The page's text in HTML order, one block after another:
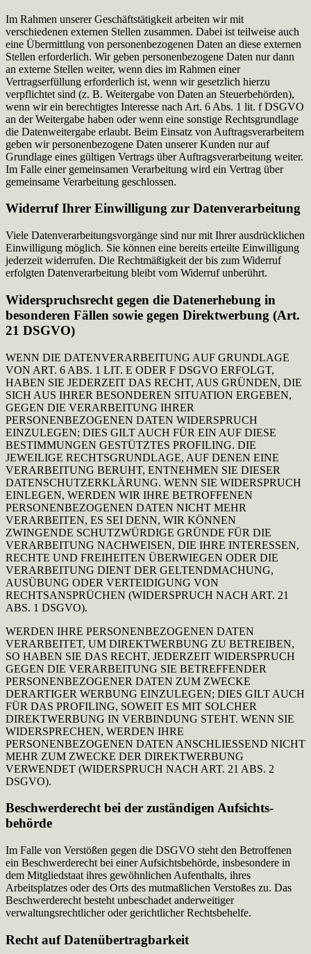
Im Rahmen unserer Geschäftstätigkeit arbeiten wir mit
verschiedenen externen Stellen zusammen. Dabei ist teilweise auch
eine Übermittlung von personenbezogenen Daten an diese externen
Stellen erforderlich. Wir geben personenbezogene Daten nur dann
an externe Stellen weiter, wenn dies im Rahmen einer
Vertragserfüllung erforderlich ist, wenn wir gesetzlich hierzu
verpflichtet sind (z. B. Weitergabe von Daten an Steuerbehörden),
wenn wir ein berechtigtes Interesse nach Art. 6 Abs. 1 lit. f DSGVO
an der Weitergabe haben oder wenn eine sonstige Rechtsgrundlage
die Datenweitergabe erlaubt. Beim Einsatz von Auftragsverarbeitern
geben wir personenbezogene Daten unserer Kunden nur auf
Grundlage eines gültigen Vertrags über Auftragsverarbeitung weiter.
Im Falle einer gemeinsamen Verarbeitung wird ein Vertrag über
gemeinsame Verarbeitung geschlossen.
Widerruf Ihrer Einwilligung zur Datenverarbeitung
Viele Datenverarbeitungsvorgänge sind nur mit Ihrer ausdrücklichen
Einwilligung möglich. Sie können eine bereits erteilte Einwilligung
jederzeit widerrufen. Die Rechtmäßigkeit der bis zum Widerruf
erfolgten Datenverarbeitung bleibt vom Widerruf unberührt.
Widerspruchsrecht gegen die Datenerhebung in
besonderen Fällen sowie gegen Direktwerbung (Art.
21 DSGVO)
WENN DIE DATENVERARBEITUNG AUF GRUNDLAGE
VON ART. 6 ABS. 1 LIT. E ODER F DSGVO ERFOLGT,
HABEN SIE JEDERZEIT DAS RECHT, AUS GRÜNDEN, DIE
SICH AUS IHRER BESONDEREN SITUATION ERGEBEN,
GEGEN DIE VERARBEITUNG IHRER
PERSONENBEZOGENEN DATEN WIDERSPRUCH
EINZULEGEN; DIES GILT AUCH FÜR EIN AUF DIESE
BESTIMMUNGEN GESTÜTZTES PROFILING. DIE
JEWEILIGE RECHTSGRUNDLAGE, AUF DENEN EINE
VERARBEITUNG BERUHT, ENTNEHMEN SIE DIESER
DATENSCHUTZERKLÄRUNG. WENN SIE WIDERSPRUCH
EINLEGEN, WERDEN WIR IHRE BETROFFENEN
PERSONENBEZOGENEN DATEN NICHT MEHR
VERARBEITEN, ES SEI DENN, WIR KÖNNEN
ZWINGENDE SCHUTZWÜRDIGE GRÜNDE FÜR DIE
VERARBEITUNG NACHWEISEN, DIE IHRE INTERESSEN,
RECHTE UND FREIHEITEN ÜBERWIEGEN ODER DIE
VERARBEITUNG DIENT DER GELTENDMACHUNG,
AUSÜBUNG ODER VERTEIDIGUNG VON
RECHTSANSPRÜCHEN (WIDERSPRUCH NACH ART. 21
ABS. 1 DSGVO).
WERDEN IHRE PERSONENBEZOGENEN DATEN
VERARBEITET, UM DIREKTWERBUNG ZU BETREIBEN,
SO HABEN SIE DAS RECHT, JEDERZEIT WIDERSPRUCH
GEGEN DIE VERARBEITUNG SIE BETREFFENDER
PERSONENBEZOGENER DATEN ZUM ZWECKE
DERARTIGER WERBUNG EINZULEGEN; DIES GILT AUCH
FÜR DAS PROFILING, SOWEIT ES MIT SOLCHER
DIREKTWERBUNG IN VERBINDUNG STEHT. WENN SIE
WIDERSPRECHEN, WERDEN IHRE
PERSONENBEZOGENEN DATEN ANSCHLIESSEND NICHT
MEHR ZUM ZWECKE DER DIREKTWERBUNG
VERWENDET (WIDERSPRUCH NACH ART. 21 ABS. 2
DSGVO).
Beschwerde­recht bei der zuständigen Aufsichts­
behörde
Im Falle von Verstößen gegen die DSGVO steht den Betroffenen
ein Beschwerderecht bei einer Aufsichtsbehörde, insbesondere in
dem Mitgliedstaat ihres gewöhnlichen Aufenthalts, ihres
Arbeitsplatzes oder des Orts des mutmaßlichen Verstoßes zu. Das
Beschwerderecht besteht unbeschadet anderweitiger
verwaltungsrechtlicher oder gerichtlicher Rechtsbehelfe.
Recht auf Daten­übertrag­barkeit